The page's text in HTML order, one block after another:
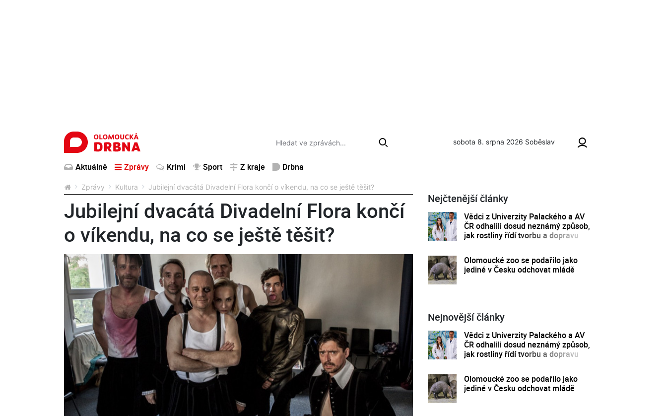
sobota 8. srpna 2026 Soběslav
Aktuálně Zprávy Krimi Sport Z kraje Drbna
Zprávy Kultura Jubilejní dvacátá Divadelní Flora končí o víkendu, na co se ještě těšit?
Jubilejní dvacátá Divadelní Flora končí
o víkendu, na co se ještě těšit?
Nejčtenější články
Vědci z Univerzity Palackého a AV
ČR odhalili dosud neznámý způsob,
jak rostliny řídí tvorbu a dopravu
Olomoucké zoo se podařilo jako
jediné v Česku odchovat mládě
Nejnovější články
Vědci z Univerzity Palackého a AV
ČR odhalili dosud neznámý způsob,
jak rostliny řídí tvorbu a dopravu
Olomoucké zoo se podařilo jako
jediné v Česku odchovat mládě